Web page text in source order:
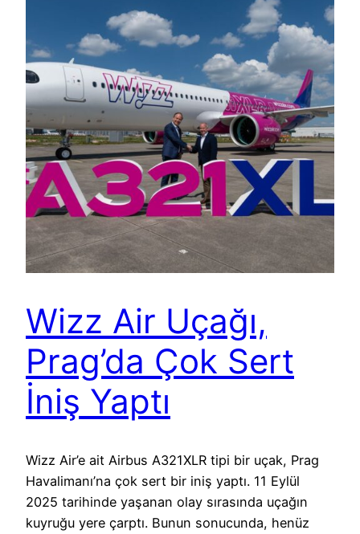
Wizz Air Uçağı,
Prag’da Çok Sert
İniş Yaptı
Wizz Air’e ait Airbus A321XLR tipi bir uçak, Prag
Havalimanı’na çok sert bir iniş yaptı. 11 Eylül
2025 tarihinde yaşanan olay sırasında uçağın
kuyruğu yere çarptı. Bunun sonucunda, henüz